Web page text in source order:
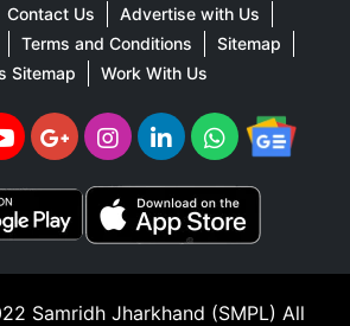
Contact Us
Advertise with Us
Terms and Conditions
Sitemap
Sitemap
Work With Us
Samridh Jharkhand (SMPL) All